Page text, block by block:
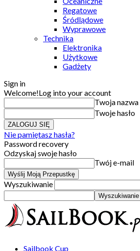
Regatowe
Śródlądowe
Wyprawowe
Technika
Elektronika
Użytkowe
Gadżety
Sign in
Welcome!Log into your account
Twoja
Twoje hasło
Nie pamiętasz hasła?
Password recovery
Odzyskaj swoje hasło
Twój e-mail
Wyszukiwanie
Sailbook Cup